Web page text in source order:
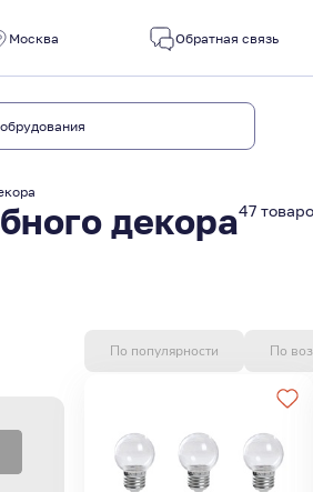
Москва Обратная связь
декора47
По популярности По